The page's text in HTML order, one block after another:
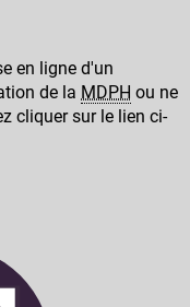
en ligne d'un
de la MDPH ou ne
cliquer sur le lien ci-